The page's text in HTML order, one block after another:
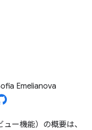
Emelianova
ー機能）の概要は、